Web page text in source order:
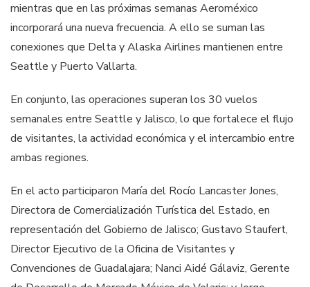
mientras que en las próximas semanas Aeroméxico
incorporará una nueva frecuencia. A ello se suman las
conexiones que Delta y Alaska Airlines mantienen entre
Seattle y Puerto Vallarta.
En conjunto, las operaciones superan los 30 vuelos
semanales entre Seattle y Jalisco, lo que fortalece el flujo
de visitantes, la actividad económica y el intercambio entre
ambas regiones.
En el acto participaron María del Rocío Lancaster Jones,
Directora de Comercialización Turística del Estado, en
representación del Gobierno de Jalisco; Gustavo Staufert,
Director Ejecutivo de la Oficina de Visitantes y
Convenciones de Guadalajara; Nanci Aidé Gálaviz, Gerente